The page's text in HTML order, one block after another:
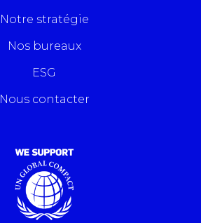
Notre stratégie
Nos bureaux
ESG
Nous contacter